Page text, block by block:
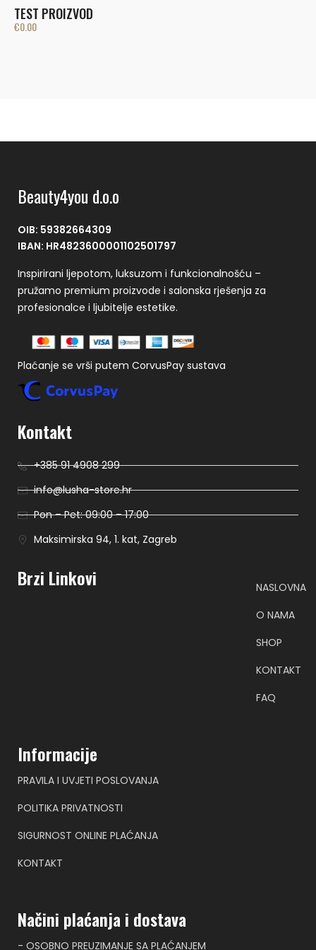
TEST PROIZVOD
€0.00
Beauty4you d.o.o
OIB: 59382664309
IBAN: HR4823600001102501797
Inspirirani ljepotom, luksuzom i funkcionalnošću –
pružamo premium proizvode i salonska rješenja za
profesionalce i ljubitelje estetike.
Plaćanje se vrši putem CorvusPay sustava
Kontakt
+385 91 4908 299
info@lusha-store.hr
Pon – Pet: 09:00 – 17:00
Maksimirska 94, 1. kat, Zagreb
Brzi Linkovi
NASLOVNA
O NAMA
SHOP
KONTAKT
FAQ
Informacije
PRAVILA I UVJETI POSLOVANJA
POLITIKA PRIVATNOSTI
SIGURNOST ONLINE PLAĆANJA
KONTAKT
Načini plaćanja i dostava
- OSOBNO PREUZIMANJE SA PLAĆANJEM